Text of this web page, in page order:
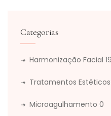
Categorias
Harmonização Facial 19
Tratamentos Estéticos
Microagulhamento 0